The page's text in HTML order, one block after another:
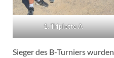
1. Triplette A
Sieger des B-Turniers wurden